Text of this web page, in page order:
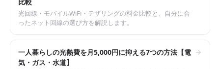
光回線・モバイルWiFi・テザリングの料金比較と、自分に合
ったネット回線の選び方を解説します。
一人暮らしの光熱費を月5,000円に抑える7つの方法【電
気・ガス・水道】